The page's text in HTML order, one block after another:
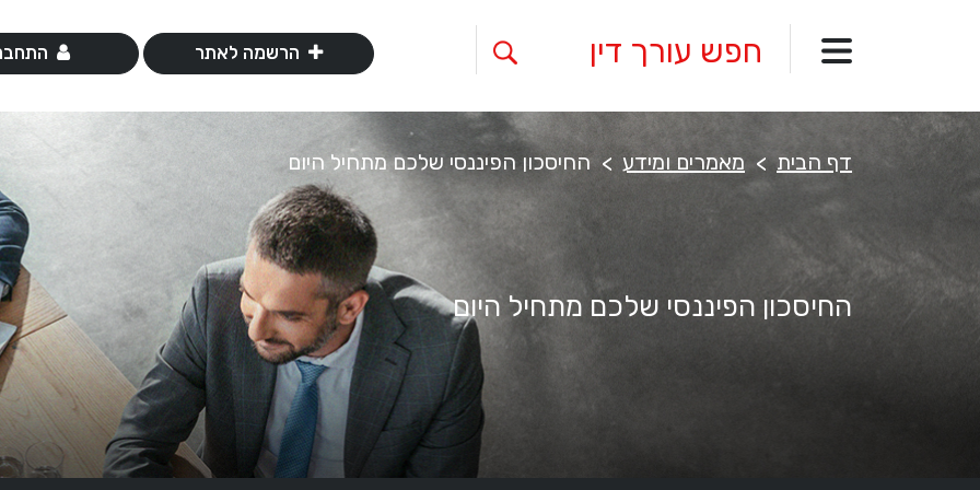
הרשמה לאתר
דף הבית מאמרים ומידע החיסכון הפיננסי שלכם מתחיל היום
החיסכון הפיננסי שלכם מתחיל היום